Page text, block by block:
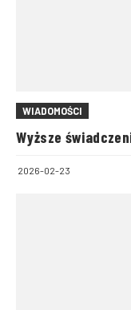
WIADOMOŚCI
Wyższe
2026-02-23